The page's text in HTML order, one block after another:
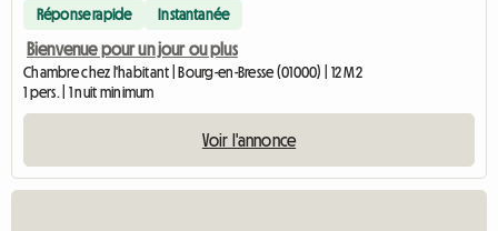
Réponse rapide Instantanée
Bienvenue pour un jour ou plus
Chambre chez l'habitant | Bourg-en-Bresse (01000) | 12 M2
1 pers. | 1 nuit minimum
Voir l'annonce